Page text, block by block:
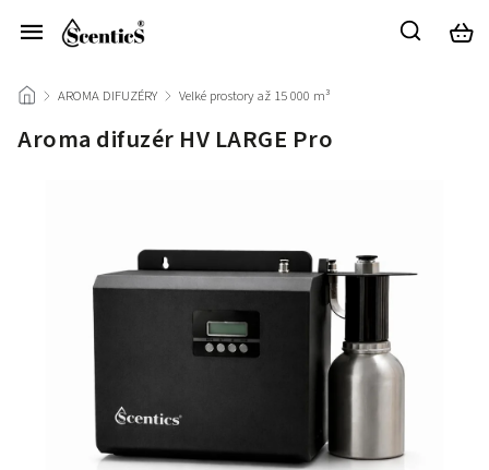
/ AROMA DIFUZÉRY / Velké prostory až 15 000 m³
Aroma difuzér HV LARGE Pro